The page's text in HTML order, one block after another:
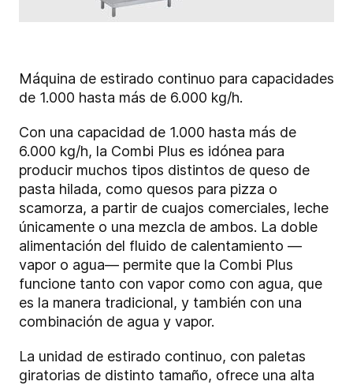
Máquina de estirado continuo para capacidades
de 1.000 hasta más de 6.000 kg/h.
Con una capacidad de 1.000 hasta más de
6.000 kg/h, la Combi Plus es idónea para
producir muchos tipos distintos de queso de
pasta hilada, como quesos para pizza o
scamorza, a partir de cuajos comerciales, leche
únicamente o una mezcla de ambos. La doble
alimentación del fluido de calentamiento —
vapor o agua— permite que la Combi Plus
funcione tanto con vapor como con agua, que
es la manera tradicional, y también con una
combinación de agua y vapor.
La unidad de estirado continuo, con paletas
giratorias de distinto tamaño, ofrece una alta